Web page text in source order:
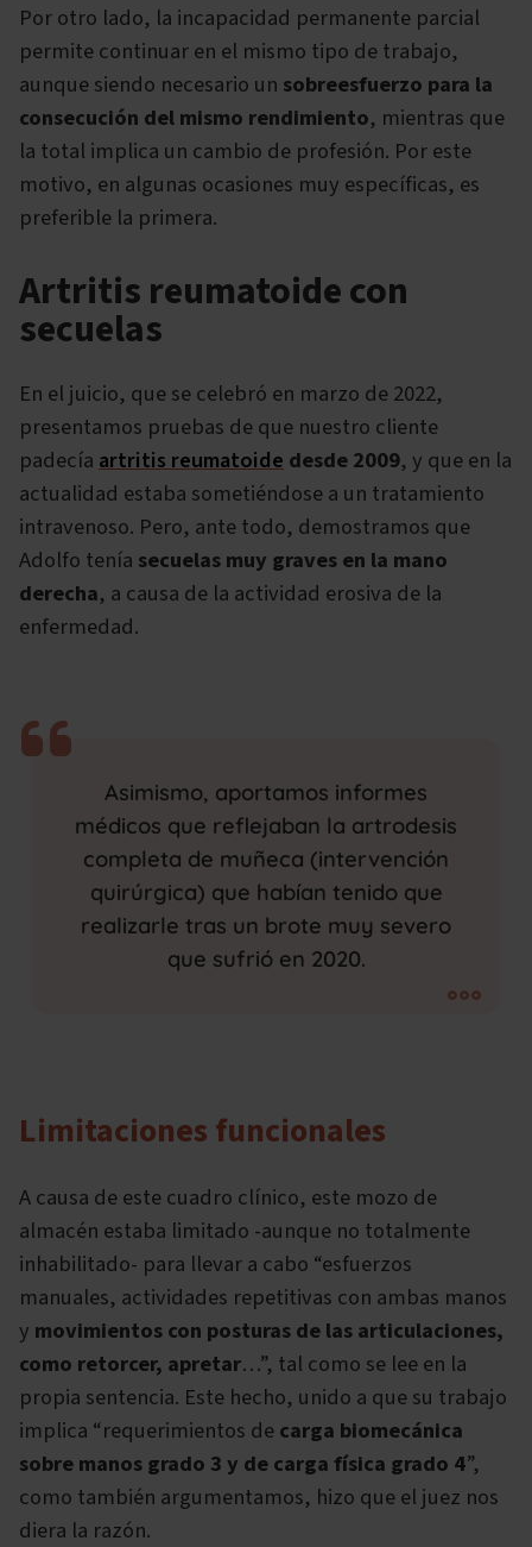
Por otro lado, la incapacidad permanente parcial
permite continuar en el mismo tipo de trabajo,
aunque siendo necesario un sobreesfuerzo para la
consecución del mismo rendimiento, mientras que
la total implica un cambio de profesión. Por este
motivo, en algunas ocasiones muy específicas, es
preferible la primera.
Artritis reumatoide con
secuelas
En el juicio, que se celebró en marzo de 2022,
presentamos pruebas de que nuestro cliente
padecía artritis reumatoide desde 2009, y que en la
actualidad estaba sometiéndose a un tratamiento
intravenoso. Pero, ante todo, demostramos que
Adolfo tenía secuelas muy graves en la mano
derecha, a causa de la actividad erosiva de la
enfermedad.
Asimismo, aportamos informes
médicos que reflejaban la artrodesis
completa de muñeca (intervención
quirúrgica) que habían tenido que
realizarle tras un brote muy severo
que sufrió en 2020.
Limitaciones funcionales
A causa de este cuadro clínico, este mozo de
almacén estaba limitado -aunque no totalmente
inhabilitado- para llevar a cabo “esfuerzos
manuales, actividades repetitivas con ambas manos
y movimientos con posturas de las articulaciones,
como retorcer, apretar…”, tal como se lee en la
propia sentencia. Este hecho, unido a que su trabajo
implica “requerimientos decarga biomecánica
sobre manos grado 3 y de carga física grado 4”,
como también argumentamos, hizo que el juez nos
diera la razón.